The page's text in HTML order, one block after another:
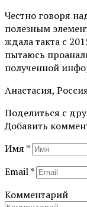
Честно говоря
полезным
ждала такта с
пытаюсь
полученной
Анастасия,
Поделиться с
Добавить
Имя*
Email*
Комментарий